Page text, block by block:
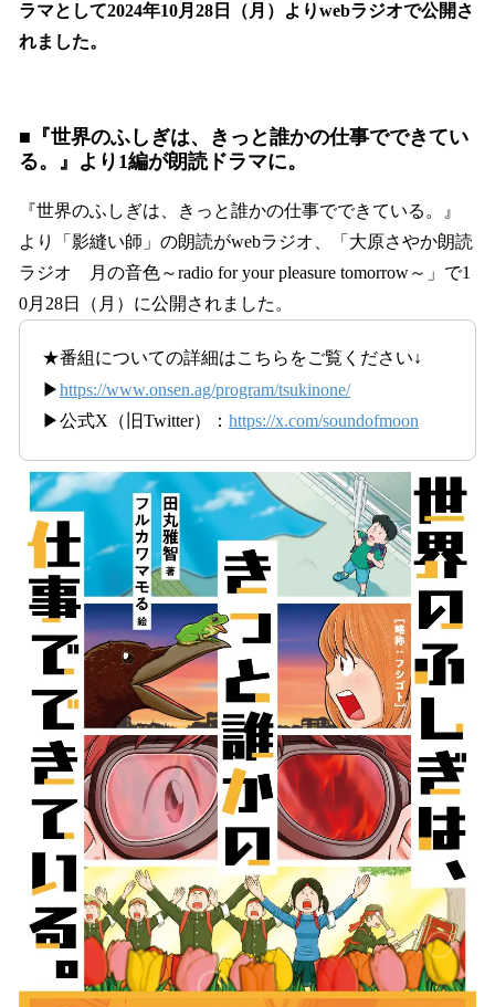
中
で
ラマとして2024年10月28日（月）よりwebラジオで公開さ
れました。
■『世界のふしぎは、きっと誰かの仕事でできてい
る。』より1編が朗読ドラマに。
『世界のふしぎは、きっと誰かの仕事でできている。』
より「影縫い師」の朗読がwebラジオ、「大原さやか朗読
ラジオ 月の音色～radio for your pleasure tomorrow～」で1
0月28日（月）に公開されました。
★番組についての詳細はこちらをご覧ください↓
▶https://www.onsen.ag/program/tsukinone/
▶公式X（旧Twitter）： https://x.com/soundofmoon